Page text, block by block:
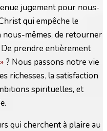
jugement pour nous-
qui empêche le
mêmes, de retourner
prendre entièrement
? Nous passons notre vie
richesses, la satisfaction
spirituelles, et
qui cherchent à plaire au